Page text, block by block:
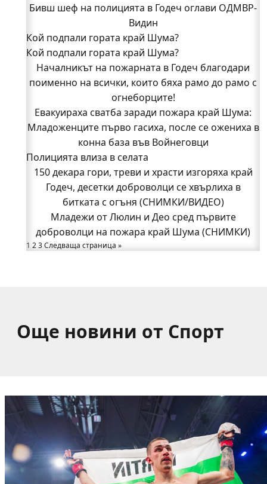
Бивш шеф на полицията в Годеч оглави ОДМВР-
Видин
Кой подпали гората край Шума?
Младежи от Люлин и Део сред първите
доброволци на пожара край Шума (СНИМКИ)
Началникът на пожарната в Годеч благодари
поименно на всички, които бяха рамо до рамо с
огнеборците!
150 декара гори, треви и храсти изгоряха край
Годеч, десетки доброволци се хвърлиха в
битката с огъня (СНИМКИ/ВИДЕО)
Полицията влиза в селата
Възможни са прекъсвания на тока утре в части
от община Годеч
Какво накара Яна и Станимир да изберат Годеч
пред живота в чужбина? (ВИДЕО)
Родов оброк събра поколения под старата круша
Кой подпали гората край Шума?
Началникът на пожарната в Годеч благодари
поименно на всички, които бяха рамо до рамо с
огнеборците!
Евакуираха сватба заради пожара край Шума:
Младоженците първо гасиха, после се ожениха в
конна база във Войнеговци
Полицията влиза в селата
150 декара гори, треви и храсти изгоряха край
Годеч, десетки доброволци се хвърлиха в
битката с огъня (СНИМКИ/ВИДЕО)
Младежи от Люлин и Део сред първите
доброволци на пожара край Шума (СНИМКИ)
1 23Следваща страница »
Още новини от Спорт